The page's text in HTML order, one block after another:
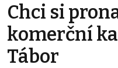
Chci si
komerční
Tábor